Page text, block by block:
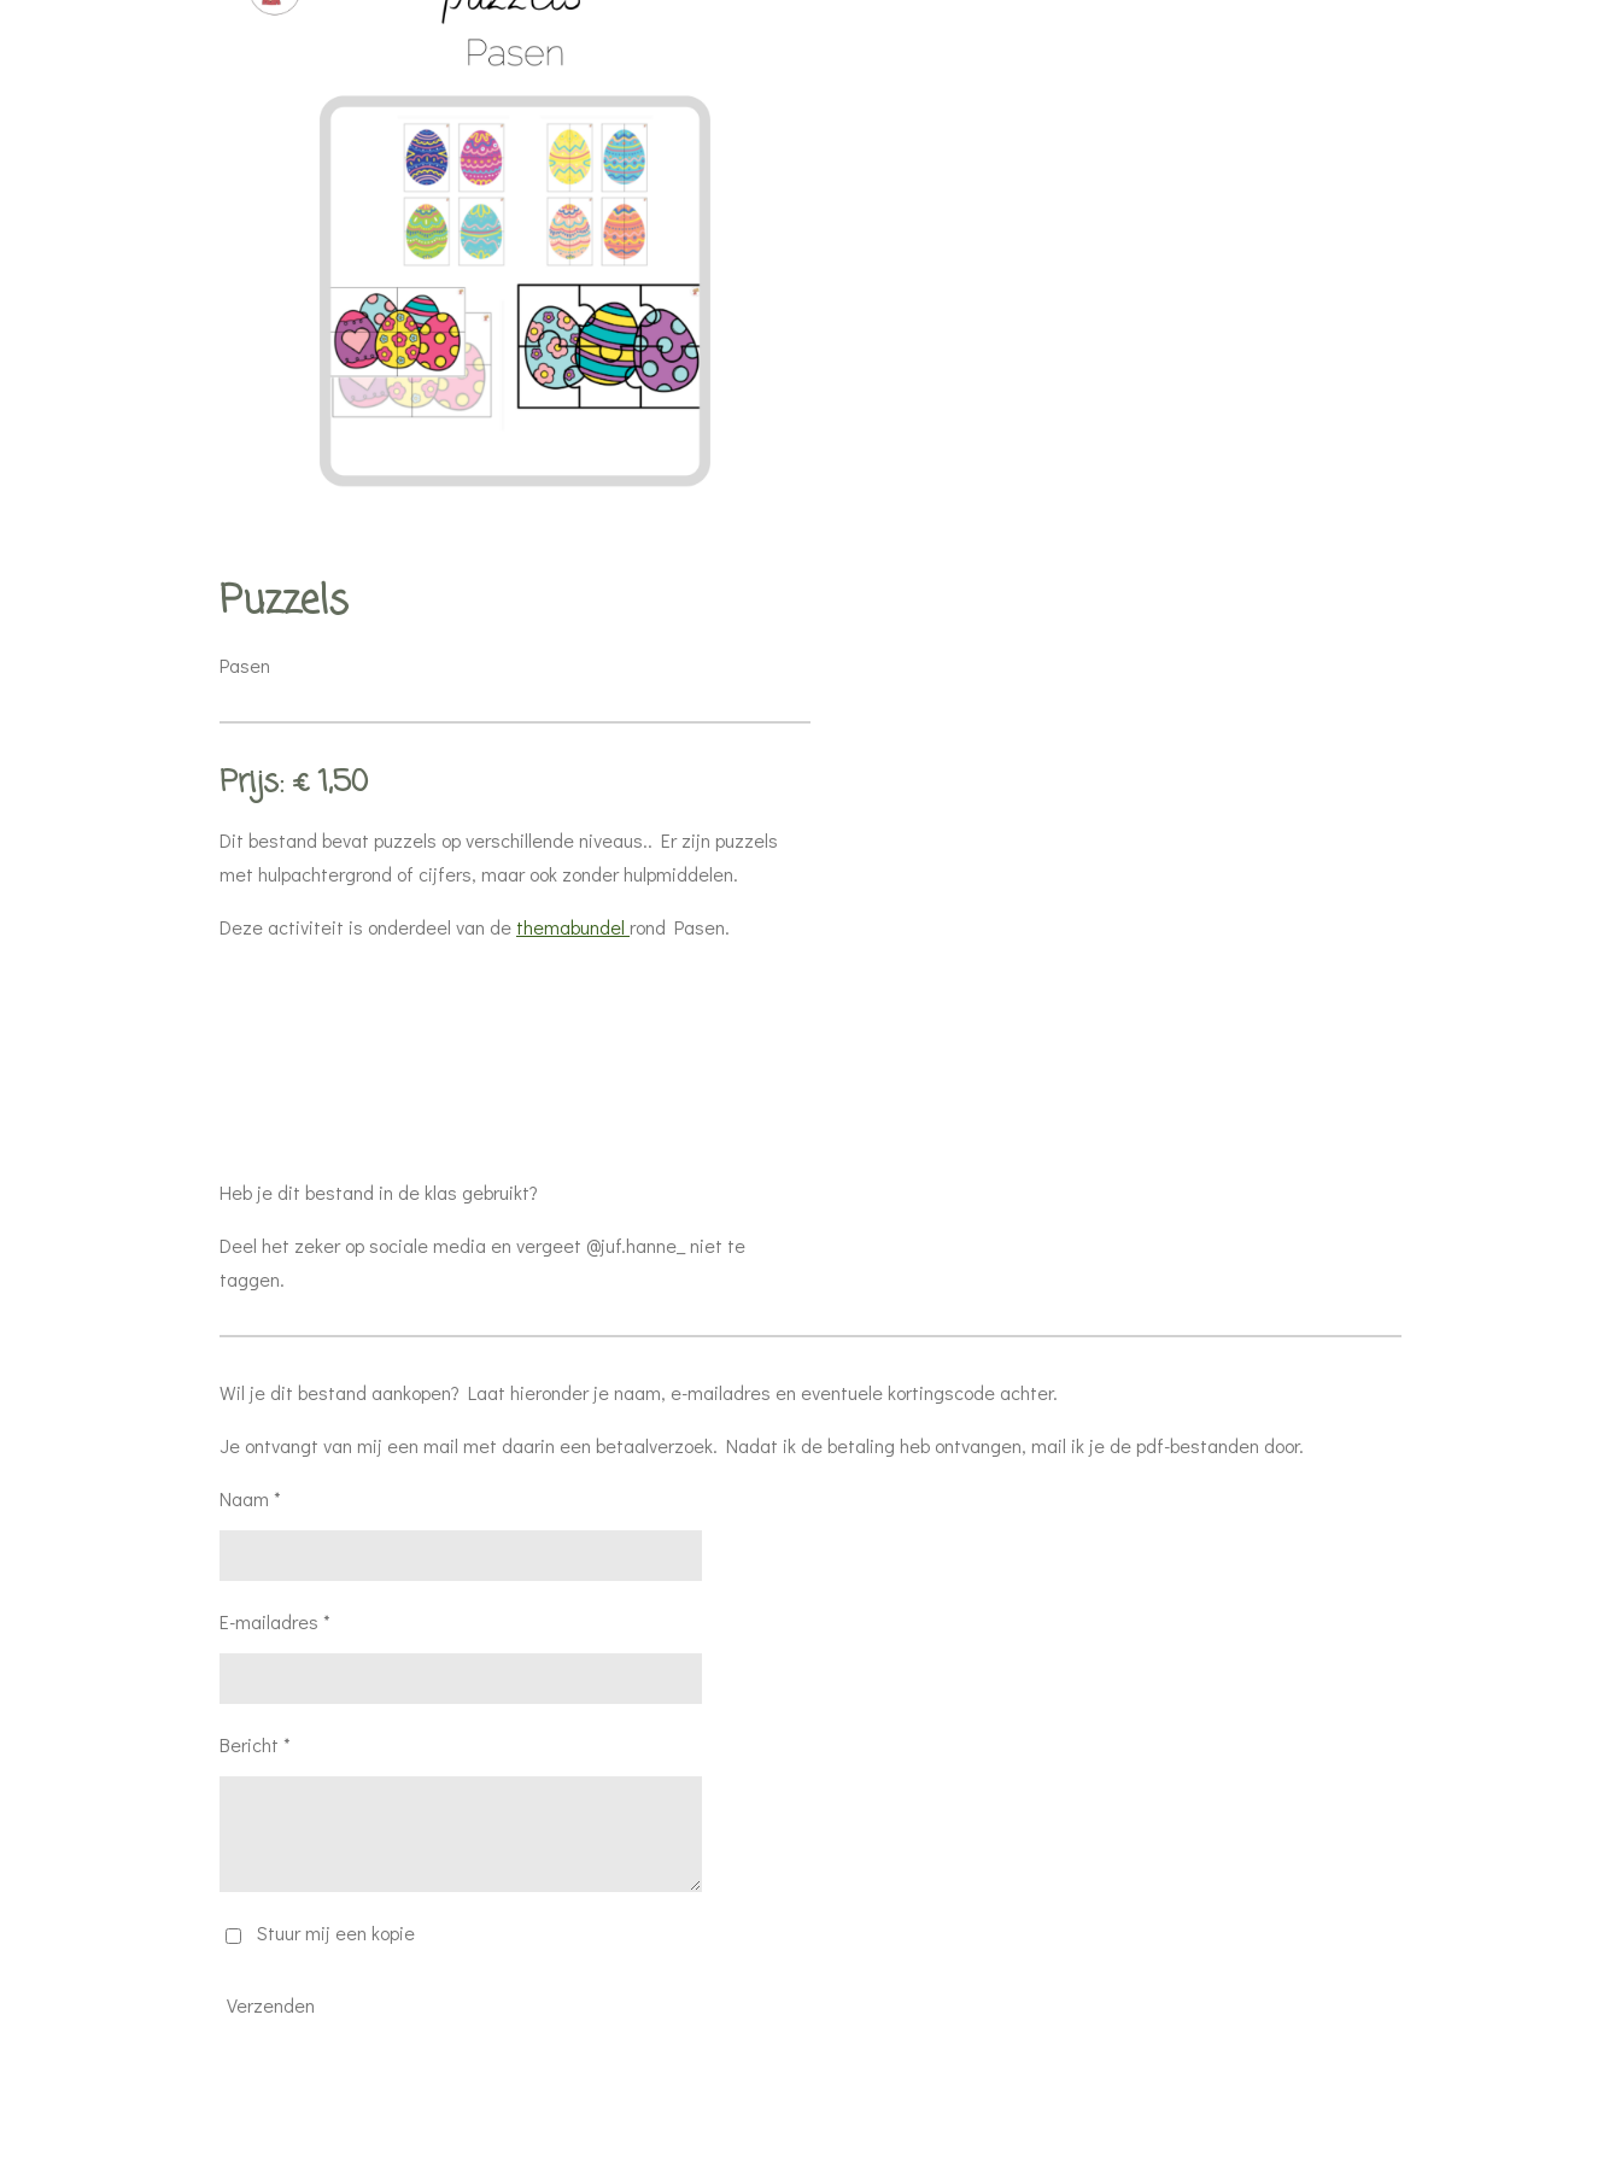
Puzzels
Pasen
Prijs: € 1,50
Dit bestand bevat puzzels op verschillende niveaus.. Er zijn puzzels
met hulpachtergrond of cijfers, maar ook zonder hulpmiddelen.
Deze activiteit is onderdeel van de themabundel rond Pasen.
Heb je dit bestand in de klas gebruikt?
Deel het zeker op sociale media en vergeet @juf.hanne_ niet te
taggen.
Wil je dit bestand aankopen? Laat hieronder je naam, e-mailadres en eventuele kortingscode achter.
Je ontvangt van mij een mail met daarin een betaalverzoek. Nadat ik de betaling heb ontvangen, mail ik je de pdf-bestanden door.
Naam *
E-mailadres *
Bericht *
Stuur mij een kopie
Verzenden